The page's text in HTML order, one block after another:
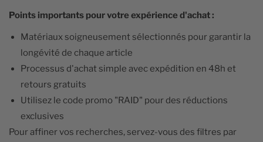
Points importants pour votre expérience d'achat :
Matériaux soigneusement sélectionnés pour garantir la
longévité de chaque article
Processus d'achat simple avec expédition en 48h et
retours gratuits
Utilisez le code promo "RAID" pour des réductions
exclusives
Pour affiner vos recherches, servez-vous des filtres par